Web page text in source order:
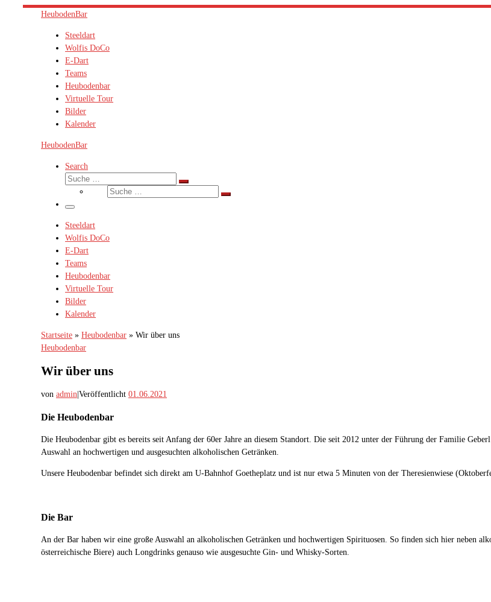
HeubodenBar
Steeldart
Wolfis DoCo
E-Dart
Teams
Heubodenbar
Virtuelle Tour
Bilder
Kalender
HeubodenBar
Search
Suche
Suche
Suche
Suche
Menü
Steeldart
Wolfis DoCo
E-Dart
Teams
Heubodenbar
Virtuelle Tour
Bilder
Kalender
Startseite » Heubodenbar » Wir über uns
Heubodenbar
Wir über uns
von admin|Veröffentlicht 01.06.2021
Die Heubodenbar
Die Heubodenbar gibt es bereits seit Anfang der 60er Jahre an diesem Standort. Die seit 2012 unter der Führung der Familie
Auswahl an hochwertigen und ausgesuchten alkoholischen Getränken.
Unsere Heubodenbar befindet sich direkt am U-Bahnhof Goetheplatz und ist nur etwa 5 Minuten von der Theresienwiese
Die Bar
An der Bar haben wir eine große Auswahl an alkoholischen Getränken und hochwertigen Spirituosen. So finden sich hier neben
österreichische Biere) auch Longdrinks genauso wie ausgesuchte Gin- und Whisky-Sorten.